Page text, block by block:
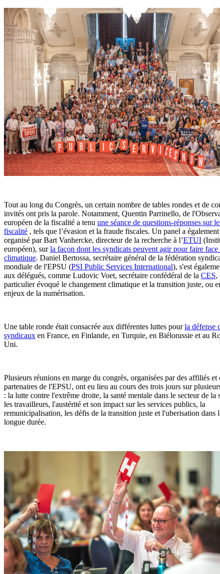
Tout au long du Congrès, un certain nombre de tables rondes et de
invités ont pris la parole. Notamment, Quentin Parrinello, de
européen de la fiscalité a tenu une séance de questions-réponses sur
fiscalité , tels que l’évasion et la fraude fiscales. Un panel a également
organisé par Bart Vanhercke, directeur de la recherche à l’ETUI
européen), surla façon dont les syndicats peuvent agir pour faire face
climatique. Daniel Bertossa, secrétaire général de la fédération
mondiale de l'EPSU (PSI Public Services International), s'est
aux délégués, comme Ludovic Voet, secrétaire confédéral de la CES,
particulier évoqué le changement climatique et la transition juste, ou
enjeux de la numérisation.
Une table ronde était consacrée aux différentes luttes pourla défense
syndicaux en France, en Finlande, en Turquie, en Biélorussie et au
Uni.
Plusieurs réunions en marge du congrès, organisées par des affiliés et
partenaires de l'EPSU, ont eu lieu au cours des trois jours sur
: la lutte contre l'extrême droite, la santé mentale dans le secteur de la
les travailleurs, l'austérité et son impact sur les services publics, la
remunicipalisation, les défis de la transition juste et l'uberisation dans
longue durée.